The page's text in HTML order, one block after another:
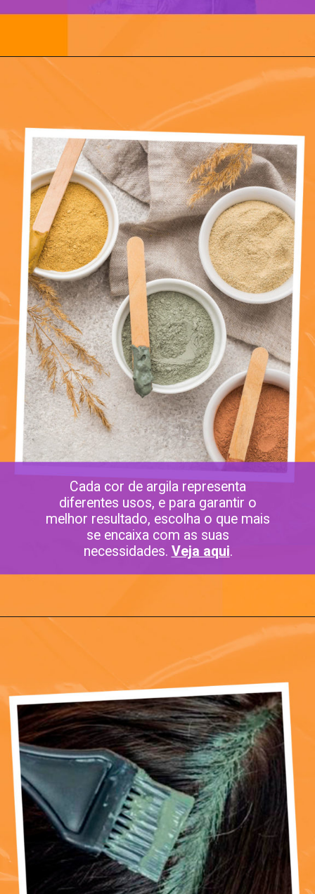
Cada cor de argila representa
diferentes usos, e para garantir o
melhor resultado, escolha o que mais
se encaixa com as suas
necessidades. Veja aqui.